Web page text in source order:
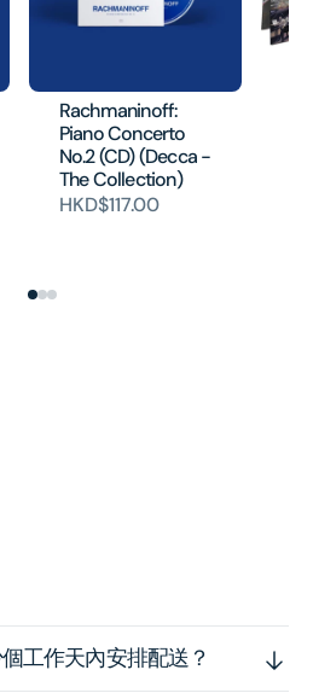
Rachmaninoff:
Piano Concerto
No.2 (CD) (Decca -
The Collection)
HKD$117.00
工作天內安排配送？